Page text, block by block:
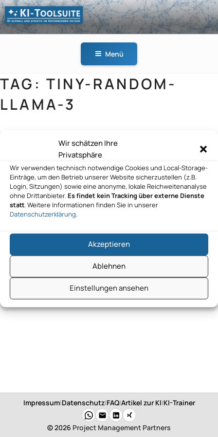
Wir schätzen Ihre
Privatsphäre
Wir verwenden technisch notwendige Cookies und Local-Storage-
Einträge, um den Betrieb unserer Website sicherzustellen (z.B.
Login, Sitzungen) sowie eine anonyme, lokale Reichweitenanalyse
ohne Drittanbieter. Es findet kein Tracking über externe Dienste
statt. Weitere Informationen finden Sie in unserer
Datenschutzerklärung.
Akzeptieren
Ablehnen
Einstellungen ansehen
Zum
Inhalt
springen
KI-
Menü
TAG: TINY-RANDOM-
LLAMA-3
Hugging Face
Impressum|Datenschutz|FAQ|Artikel zur KI|KI-Trainer
© 2026 Project Management Partners